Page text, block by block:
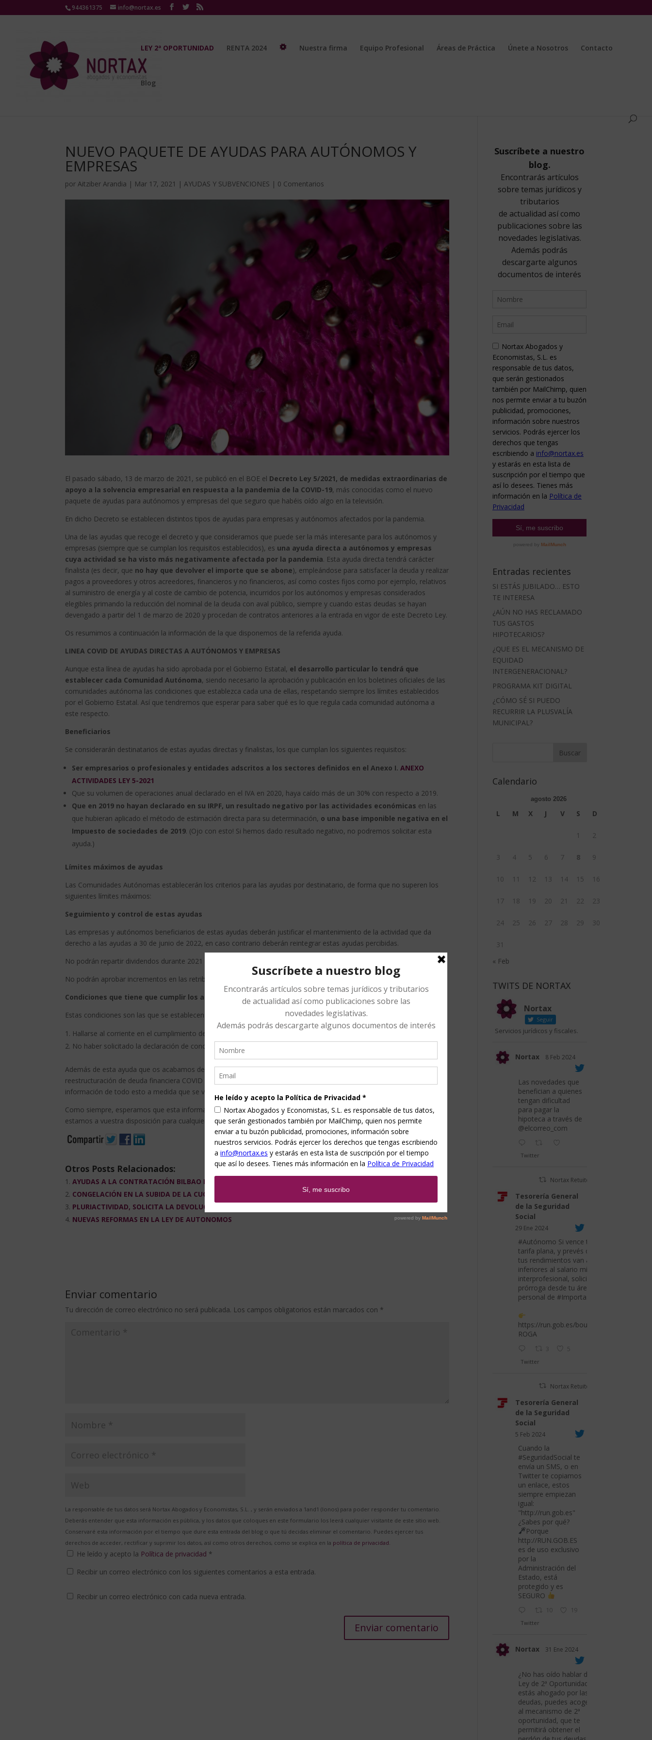
944361375 info@nortax.es
LEY 2ª OPORTUNIDAD RENTA 2024 Nuestra firma Equipo Profesional Áreas de Práctica Únete a Nosotros Contacto
Blog
NUEVO PAQUETE DE AYUDAS PARA AUTÓNOMOS Y
EMPRESAS
porAitziber Arandia | Mar 17, 2021 |AYUDAS Y SUBVENCIONES | 0 Comentarios
El pasado sábado, 13 de marzo de 2021, se publicó en el BOE el Decreto Ley 5/2021, de medidas extraordinarias de
apoyo a la solvencia empresarial en respuesta a la pandemia de la COVID-19, más conocidas como el nuevo
paquete de ayudas para autónomos y empresas del que seguro que habéis oído algo en la televisión.
En dicho Decreto se establecen distintos tipos de ayudas para empresas y autónomos afectados por la pandemia.
Una de las ayudas que recoge el decreto y que consideramos que puede ser la más interesante para los autónomos y
empresas (siempre que se cumplan los requisitos establecidos), es una ayuda directa a autónomos y empresas
cuya actividad se ha visto más negativamente afectada por la pandemia. Esta ayuda directa tendrá carácter
finalista (es decir, que no hay que devolver el importe que se abone), empleándose para satisfacer la deuda y realizar
pagos a proveedores y otros acreedores, financieros y no financieros, así como costes fijos como por ejemplo, relativos
al suministro de energía y al coste de cambio de potencia, incurridos por los autónomos y empresas considerados
elegibles primando la reducción del nominal de la deuda con aval público, siempre y cuando estas deudas se hayan
devengado a partir del 1 de marzo de 2020 y procedan de contratos anteriores a la entrada en vigor de este Decreto Ley.
Os resumimos a continuación la información de la que disponemos de la referida ayuda.
LINEA COVID DE AYUDAS DIRECTAS A AUTÓNOMOS Y EMPRESAS
Aunque esta línea de ayudas ha sido aprobada por el Gobierno Estatal, el desarrollo particular lo tendrá que
establecer cada Comunidad Autónoma, siendo necesario la aprobación y publicación en los boletines oficiales de las
comunidades autónoma las condiciones que establezca cada una de ellas, respetando siempre los límites establecidos
por el Gobierno Estatal. Así que tendremos que esperar para saber qué es lo que regula cada comunidad autónoma a
este respecto.
Beneficiarios
Se considerarán destinatarios de estas ayudas directas y finalistas, los que cumplan los siguientes requisitos:
Ser empresarios o profesionales y entidades adscritos a los sectores definidos en el Anexo I.ANEXO
ACTIVIDADES LEY 5-2021
Que su volumen de operaciones anual declarado en el IVA en 2020, haya caído más de un 30% con respecto a 2019.
Que en 2019 no hayan declarado en su IRPF, un resultado negativo por las actividades económicas en las
que hubieran aplicado el método de estimación directa para su determinación, o una base imponible negativa en el
Impuesto de sociedades de 2019. (Ojo con esto! Si hemos dado resultado negativo, no podremos solicitar esta
ayuda.)
Límites máximos de ayudas
Las Comunidades Autónomas establecerán los criterios para las ayudas por destinatario, de forma que no superen los
siguientes límites máximos:
Seguimiento y control de estas ayudas
Las empresas y autónomos beneficiarios de estas ayudas deberán justificar el mantenimiento de la actividad que da
derecho a las ayudas a 30 de junio de 2022, en caso contrario deberán reintegrar estas ayudas percibidas.
No podrán repartir dividendos durante 2021 y 2020.
No podrán aprobar incrementos en las retribuciones de la alta dirección durante un periodo de dos años desde la ayuda.
Condiciones que tiene que cumplir los autónomos y entidades
Estas condiciones son las que se establecen siempre en la concesión de ayudas públicas, entre otras:
Hallarse al corriente en el cumplimiento de sus obligaciones tributarias y frente a la Seguridad Social.
No haber solicitado la declaración de concurso voluntario.
Además de esta ayuda que os acabamos de comentar, se han aprobado nuevas medidas como una línea para la
reestructuración de deuda financiera COVID (préstamos ICO que se solicitaron durante el COVID). Os iremos pasando
información de todo esto a medida que se vayan desarrollando estas ayudas por las Comunidades Autónomas.
Como siempre, esperamos que esta información haya sido de vuestro interés. Desde Nortax Abogados y Economistas
estamos a vuestra disposición para cualquier duda que os pueda surgir.
Otros Posts Relacionados:
AYUDAS A LA CONTRATACIÓN BILBAO EKINTZA
CONGELACIÓN EN LA SUBIDA DE LA CUOTA DE AUTÓNOMOS
PLURIACTIVIDAD, SOLICITA LA DEVOLUCION DE LOS EXCESOS COTIZADOS POR AUTONOMOS
NUEVAS REFORMAS EN LA LEY DE AUTONOMOS
Enviar comentario
Tu dirección de correo electrónico no será publicada. Los campos obligatorios están marcados con *
La responsable de tus datos será Nortax Abogados y Economistas, S.L. , y serán enviados a 1and1 (Ionos) para poder responder tu comentario.
Deberás entender que esta información es pública, y los datos que coloques en este formulario los leerá cualquier visitante de este sitio web.
Conservaré esta información por el tiempo que dure esta entrada del blog o que tú decidas eliminar el comentario. Puedes ejercer tus
derechos de acceder, rectificar y suprimir los datos, así como otros derechos, como se explica en la política de privacidad.
He leído y acepto la Política de privacidad *
Recibir un correo electrónico con los siguientes comentarios a esta entrada.
Recibir un correo electrónico con cada nueva entrada.
Entradas recientes
SI ESTÁS JUBILADO… ESTO
TE INTERESA
¿AÚN NO HAS RECLAMADO
TUS GASTOS
HIPOTECARIOS?
¿QUE ES EL MECANISMO DE
EQUIDAD
INTERGENERACIONAL?
PROGRAMA KIT DIGITAL
¿CÓMO SÉ SI PUEDO
RECURRIR LA PLUSVALÍA
MUNICIPAL?
Calendario
agosto 2026
L M X J V S D
1 2
3 4 5 6 7 8 9
10 11 12 13 14 15 16
17 18 19 20 21 22 23
24 25 26 27 28 29 30
31
« Feb
TWITS DE NORTAX
Nortax
Seguir
Servicios jurídicos y fiscales.
Nortax 8 Feb 2024
Las novedades que
benefician a quienes
tengan dificultad
para pagar la
hipoteca a través de
@elcorreo_com
Twitter
Nortax Retuiteado
Tesorería General
de la Seguridad
Social
29 Ene 2024
#Autónomo Si vence tu
tarifa plana, y prevés que
tus rendimientos van a ser
inferiores al salario mínimo
interprofesional, solicita su
prórroga desde tu área
personal de#Importass
https://run.gob.es/bouPROR
ROGA
3 5
Twitter
Nortax Retuiteado
Tesorería General
de la Seguridad
Social
5 Feb 2024
Cuando la
#SeguridadSocial te
envía un SMS, o en
Twitter te copiamos
un enlace, estos
siempre empiezan
igual:
"http://run.gob.es"
¿Sabes por qué?
Porque
http://RUN.GOB.ES
es de uso exclusivo
por la
Administración del
Estado, está
protegido y es
SEGURO
10 19
Twitter
Nortax 31 Ene 2024
¿No has oído hablar de la
Ley de 2ª Oportunidad? Si
estás ahogado por las
deudas, puedes acogerte
al mecanismo de 2ª
oportunidad, que te
permitirá obtener el